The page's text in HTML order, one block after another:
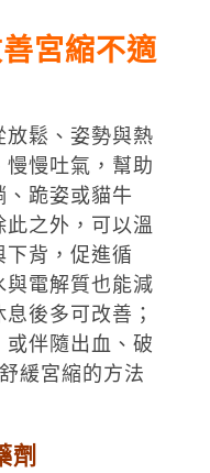
宮縮不適
放鬆、姿勢與熱
慢吐氣，幫助
跪姿或貓牛
之外，可以溫
背，促進循
電解質也能減
後多可改善；
伴隨出血、破
緩宮縮的方法
劑